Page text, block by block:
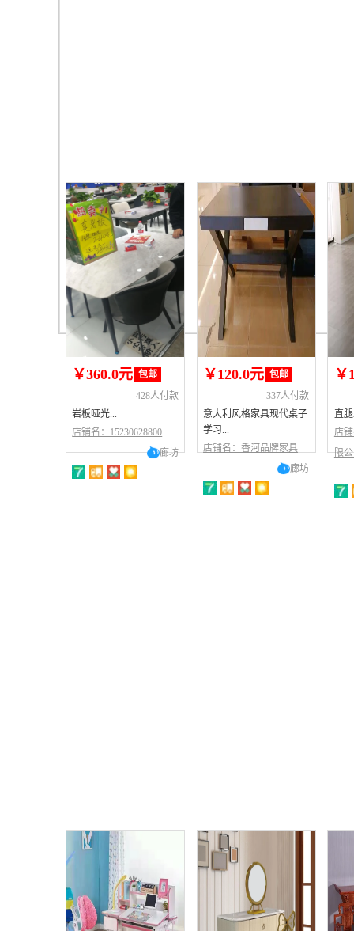
￥360.0元 包邮
428人付款
岩板哑光...
店铺名：15230628800
廊坊
￥120.0元 包邮
337人付款
意大利风格家具现代桌子
学习...
店铺名：香河品牌家具
廊坊
￥
直
店
限